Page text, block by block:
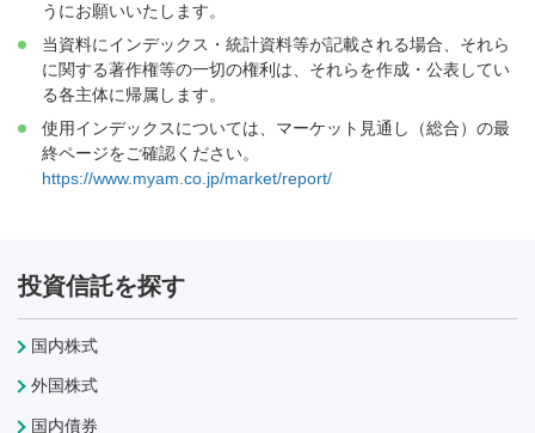
うにお願いいたします。
当資料にインデックス・統計資料等が記載される場合、それら
に関する著作権等の一切の権利は、それらを作成・公表してい
る各主体に帰属します。
使用インデックスについては、マーケット見通し（総合）の最
終ページをご確認ください。
https://www.myam.co.jp/market/report/
投資信託を探す
国内株式
外国株式
国内債券